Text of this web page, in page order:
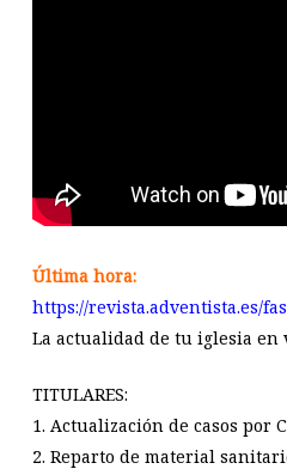
Última hora:
https://revista.adventista.es/
La actualidad de tu iglesia en
TITULARES:
1. Actualización de casos por
2. Reparto de material